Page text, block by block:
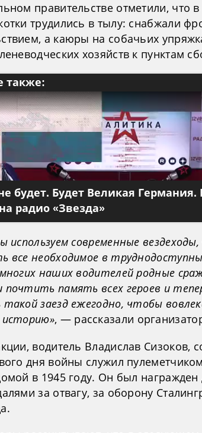
правительстве отметили, что
трудились в тылу: снабжали
а каюры на собачьих
хозяйств к пунктам
также:
будет. Будет Великая Германия.
радио «Звезда»
используем современные
все необходимое в
наших водителей родные
память всех героев и
заезд ежегодно, чтобы
историю», — рассказали
водитель Владислав Сизоков,
дня войны служил
в 1945 году. Он был
за отвагу, за оборону